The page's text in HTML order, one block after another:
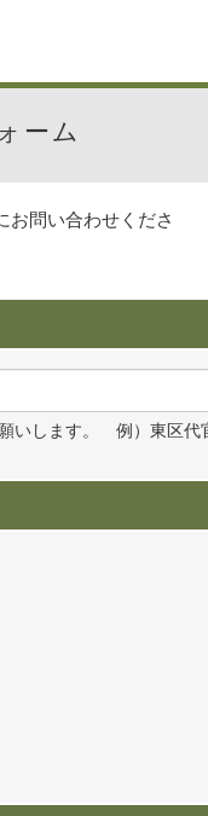
ーム
お問い合わせくださ
いします。 例）東区代